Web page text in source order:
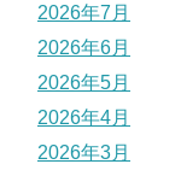
2026年7月
2026年6月
2026年5月
2026年4月
2026年3月